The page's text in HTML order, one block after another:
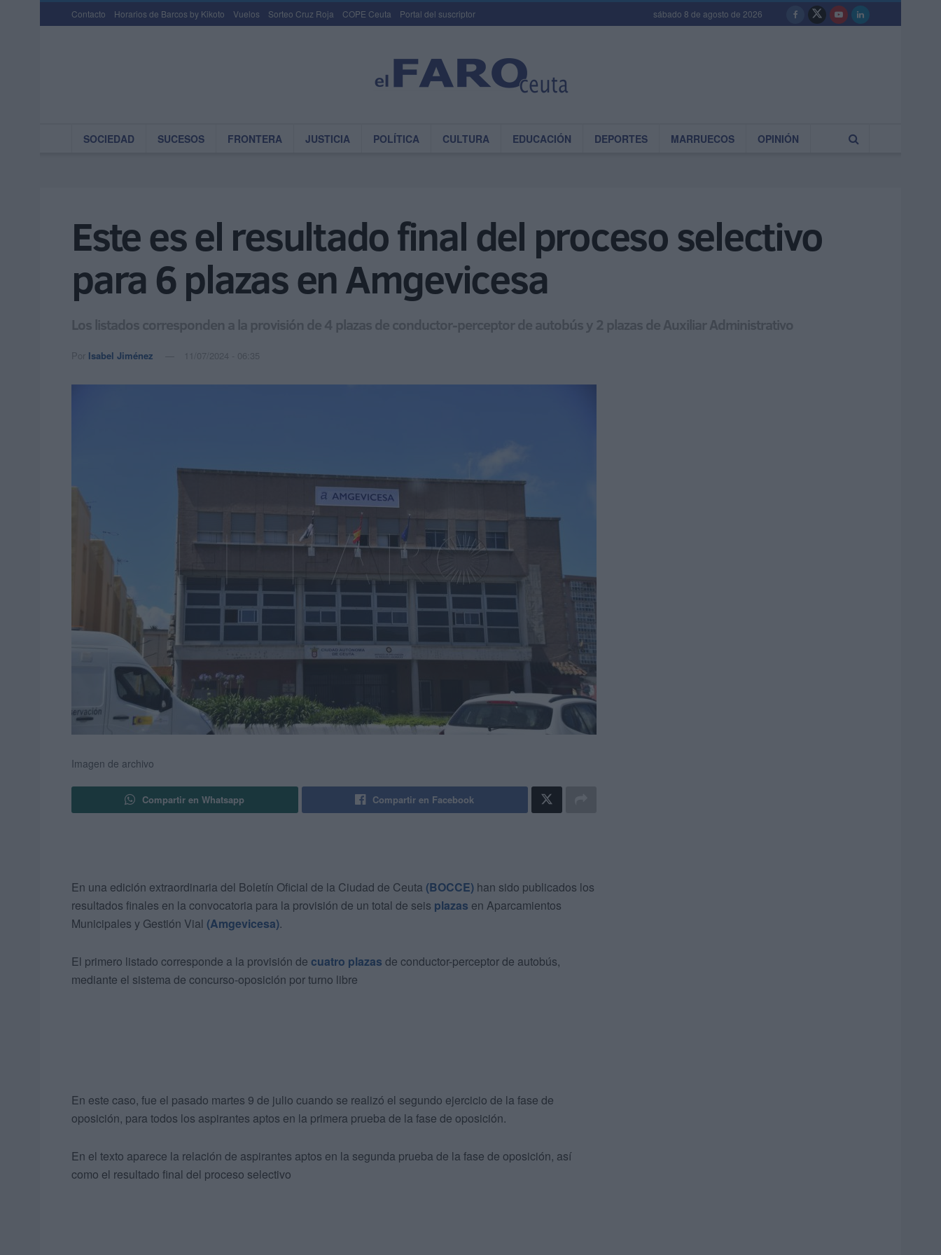
Contacto Horarios de Barcos by Kikoto Vuelos Sorteo Cruz Roja COPE Ceuta Portal del suscriptor sábado 8 de agosto de 2026
SOCIEDAD SUCESOS FRONTERA JUSTICIA POLÍTICA CULTURA EDUCACIÓN DEPORTES MARRUECOS OPINIÓN
Este es el resultado final del proceso selectivo
para 6 plazas en Amgevicesa
Los listados corresponden a la provisión de 4 plazas de conductor-perceptor de autobús y 2 plazas de Auxiliar Administrativo
Por Isabel Jiménez 11/07/2024 - 06:35
Imagen de archivo
Compartir en Whatsapp Compartir en Facebook
En una edición extraordinaria del Boletín Oficial de la Ciudad de Ceuta (BOCCE) han sido publicados los
resultados finales en la convocatoria para la provisión de un total de seis plazas en Aparcamientos
Municipales y Gestión Vial (Amgevicesa).
El primero listado corresponde a la provisión de cuatro plazas de conductor-perceptor de autobús,
mediante el sistema de concurso-oposición por turno libre
En este caso, fue el pasado martes 9 de julio cuando se realizó el segundo ejercicio de la fase de
oposición, para todos los aspirantes aptos en la primera prueba de la fase de oposición.
En el texto aparece la relación de aspirantes aptos en la segunda prueba de la fase de oposición, así
como el resultado final del proceso selectivo